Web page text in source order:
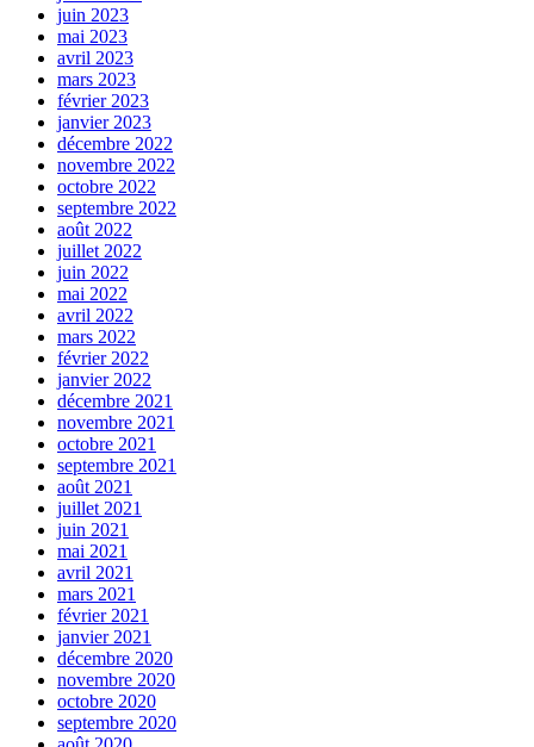
juin 2023
mai 2023
avril 2023
mars 2023
février 2023
janvier 2023
décembre 2022
novembre 2022
octobre 2022
septembre 2022
août 2022
juillet 2022
juin 2022
mai 2022
avril 2022
mars 2022
février 2022
janvier 2022
décembre 2021
novembre 2021
octobre 2021
septembre 2021
août 2021
juillet 2021
juin 2021
mai 2021
avril 2021
mars 2021
février 2021
janvier 2021
décembre 2020
novembre 2020
octobre 2020
septembre 2020